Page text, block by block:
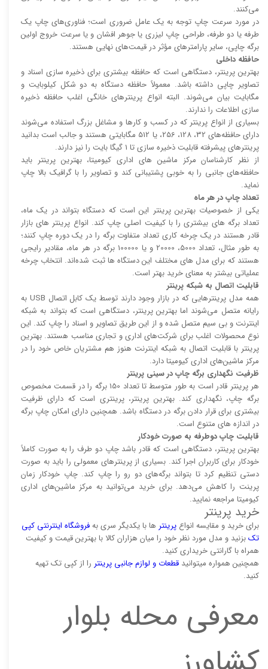
می‌کنند.
در مورد سرعت چاپ توجه به یک عامل ضروری است؛ فناوری‌های چاپ یک
طرفه یا دو طرفه، طراحی چاپ لیزری یا جوهر افشان و یا سرعت خروج اولین
برگه چاپی، سایر پارامتر‌های مؤثر در قیمت‌های نهایی هستند.
حافظه داخلی
بهترین پرینتر، دستگاهی است که حافظه بیشتری برای ذخیره سازی اسناد و
تصاویر چاپی داشته باشد. معمولاً حافظه دستگاه به دو شکل کیلوبایت و
مگابایت بیان می‌شوند. البته انواع پرینتر‌های خانگی اغلب حافظه ذخیره
سازی اطلاعات را ندارند.
بسیاری از انواع پرینتر که در کسب و کار‌ها و مشاغل بزرگ استفاده می‌شوند
دارای حافظه‌های 32، 128، 256، یا 512 مگابایتی هستند و جالب است بدانید
پرینتر‌های پیشرفته قابلیت ذخیره سازی تا 1 گیگا بایت را نیز دارند.
از نظر کارشناسان مرکز ماشین های اداری کیومیتا، بهترین پرینتر باید
حافظه‌های جانبی را به خوبی پشتیبانی کند و تصاویر را با گرافیک بالا چاپ
نماید.
تعداد چاپ در هر ماه
یکی از خصوصیات بهترین پرینتر این است که دستگاه بتواند در یک ماه،
تعداد برگه های بیشتری را با کیفیت اصلی چاپ کند. انواع پرینتر های بازار
قادر هستند در یک چرخه کاری تعداد متفاوت برگه را در یک دوره چاپ کنند؛
به طور مثال، تعداد 5000، 20000 و یا 100000 برگه در هر ماه، مقادیر رایجی
هستند که برای مدل های مختلف این دستگاه ها ثبت شده‌اند. انتخاب چرخه
عملیاتی بیشتر به معنای خرید بهتر است.
قابلیت اتصال به شبکه پرینتر
همه مدل پرینتر‌هایی که در بازار وجود دارند توسط یک کابل اتصال USB به
رایانه متصل می‌شوند اما بهترین پرینتر، دستگاهی است که بتواند به شبکه
اینترنت و بی سیم متصل شده و از این طریق تصاویر و اسناد را چاپ کند. این
نوع محصولات اغلب برای شرکت‌های اداری و تجاری مناسب هستند. بهترین
پرینتر با قابلیت اتصال به شبکه اینترنت هنوز هم مشتریان خاص خود را در
مرکز ماشین‌های اداری کیومیتا دارد.
ظرفیت نگهداری برگه چاپ در سینی پرینتر
هر پرینتر قادر است به طور متوسط تا تعداد 150 برگه را در قسمت مخصوص
برگه چاپ، نگهداری کند. بهترین پرینتر، پرینتری است که دارای ظرفیت
بیشتری برای قرار دادن برگه در دستگاه باشد. همچنین دارای امکان چاپ برگه
در اندازه های متنوع است.
قابلیت چاپ دوطرفه به صورت خودکار
بهترین پرینتر، دستگاهی است که قادر باشد چاپ دو طرف را به صورت کاملاً
خودکار برای کاربران اجرا کند. بسیاری از پرینتر‌های معمولی را باید به صورت
دستی تنظیم کرد تا بتواند برگه‌های دو رو را چاپ کند. چاپ خودکار زمان
پرینت را کاهش می‌دهد. برای خرید می‌توانید به مرکز ماشین‌های اداری
کیومیتا مراجعه نمایید.
خرید پرینتر
برای خرید و مقایسه انواع پرینتر‌ ها با یکدیگر سری بهفروشگاه اینترنتی کپی
تکبزنید و مدل مورد نظر خود را میان هزاران کالا با بهترین قیمت و کیفیت
همراه با گارانتی خریداری کنید.
همچنین همواره میتوانید قطعات و لوازم جانبی پرینتر را از کپی تک تهیه
کنید.
معرفی محله بلوار